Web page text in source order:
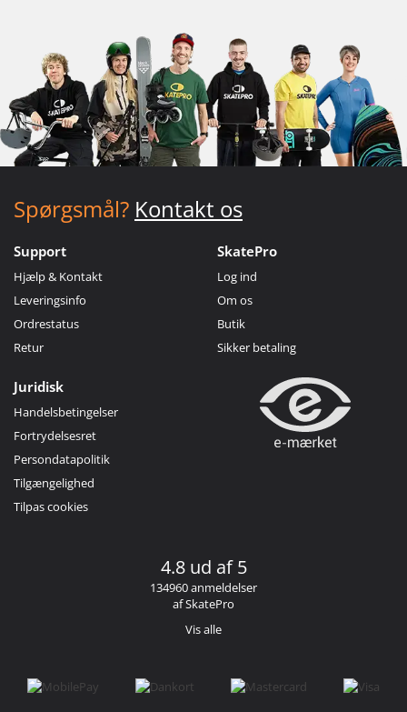
Spørgsmål? Kontakt os
Support
Hjælp & Kontakt
Leveringsinfo
Ordrestatus
Retur
SkatePro
Log ind
Om os
Butik
Sikker betaling
Juridisk
Handelsbetingelser
Fortrydelsesret
Persondatapolitik
Tilgængelighed
Tilpas cookies
4.8 ud af 5
134960 anmeldelser
af SkatePro
Vis alle